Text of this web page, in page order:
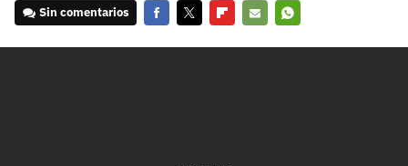
Sin comentarios